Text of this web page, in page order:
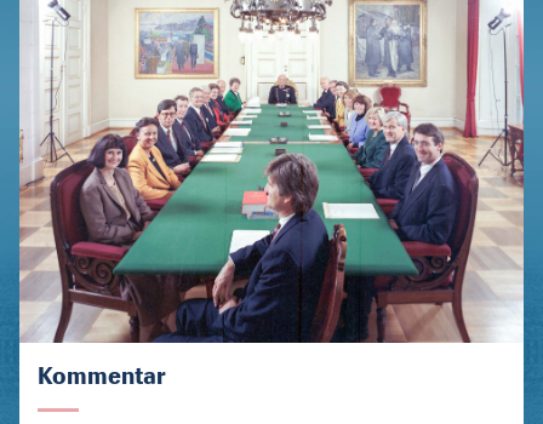
Kommentar